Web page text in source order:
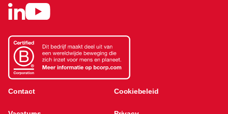
Contact Cookiebeleid